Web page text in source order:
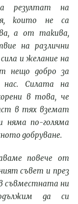
резултат на
които не са
а от такива,
на различни
и желание на
нещо добро за
Силата на
в това, че
в тях вземат
няма по-голяма
добруване.
повече от
съвет и през
съвместната ни
да си